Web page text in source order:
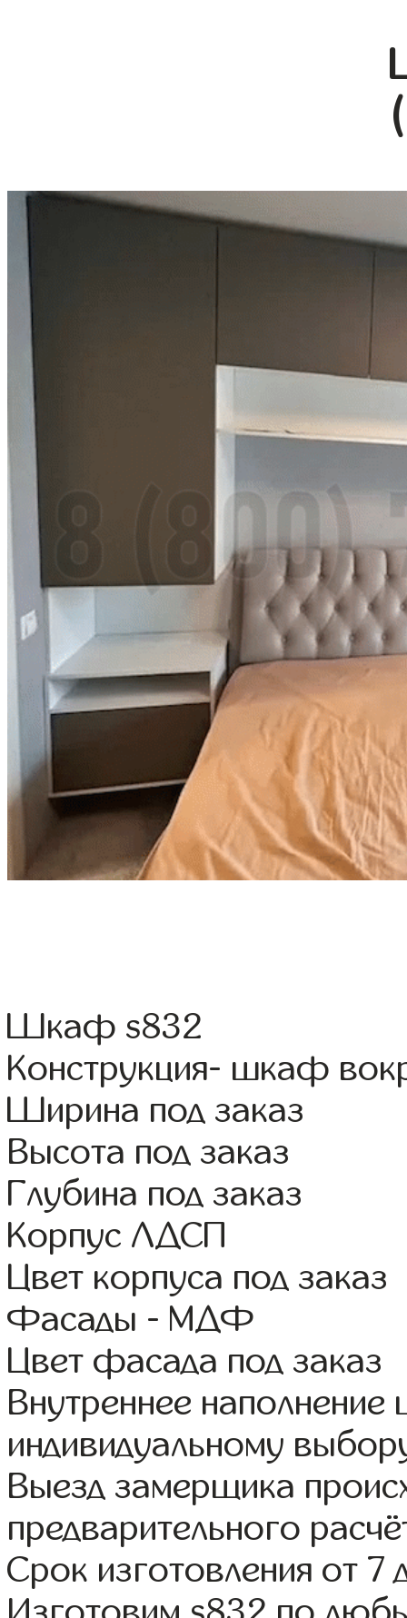
Шкаф s832
Конструкция- шкаф
Ширина под заказ
Высота под заказ
Глубина под заказ
Корпус ЛДСП
Цвет корпуса под заказ
Фасады - МДФ
Цвет фасада под заказ
Внутреннее
индивидуальному
Выезд замерщика
предварительного
Срок изготовления от 7